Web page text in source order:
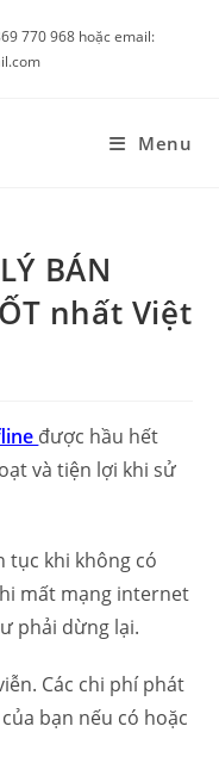
770 968 hoặc email:
Menu
BÁN
nhất Việt
được hầu hết
và tiện lợi khi sử
tục khi không có
mất mạng internet
phải dừng lại.
Các chi phí phát
bạn nếu có hoặc